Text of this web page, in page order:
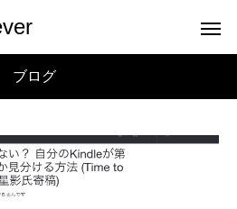
ブログ